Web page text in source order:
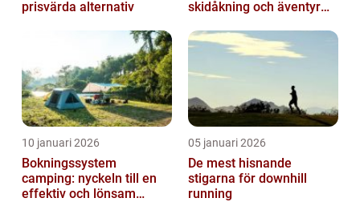
prisvärda alternativ
skidåkning och äventyr
10 januari 2026
Bokningssystem
camping: nyckeln till en
effektiv och lönsam
05 januari 2026
De mest hisnande
stigarna för downhill
running